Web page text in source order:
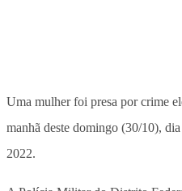
Uma mulher foi presa por crime
manhã deste domingo (30/10),
2022.